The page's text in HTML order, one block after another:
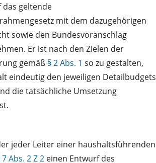
das geltende
mit dem dazugehörigen
sowie den Bundesvoranschlag
Er ist nach den Zielen der
gemäß § 2 Abs. 1 so zu gestalten,
eindeutig den jeweiligen Detailbudgets
die tatsächliche Umsetzung
jeder Leiter einer haushaltsführenden
7 Abs. 2 Z 2 einen Entwurf des